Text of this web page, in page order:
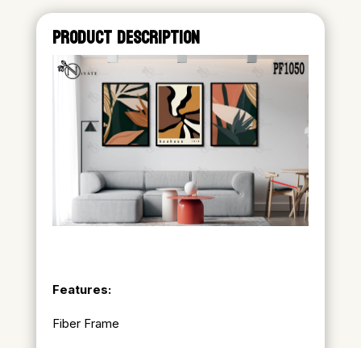
PRODUCT DESCRIPTION
Features:
Fiber Frame